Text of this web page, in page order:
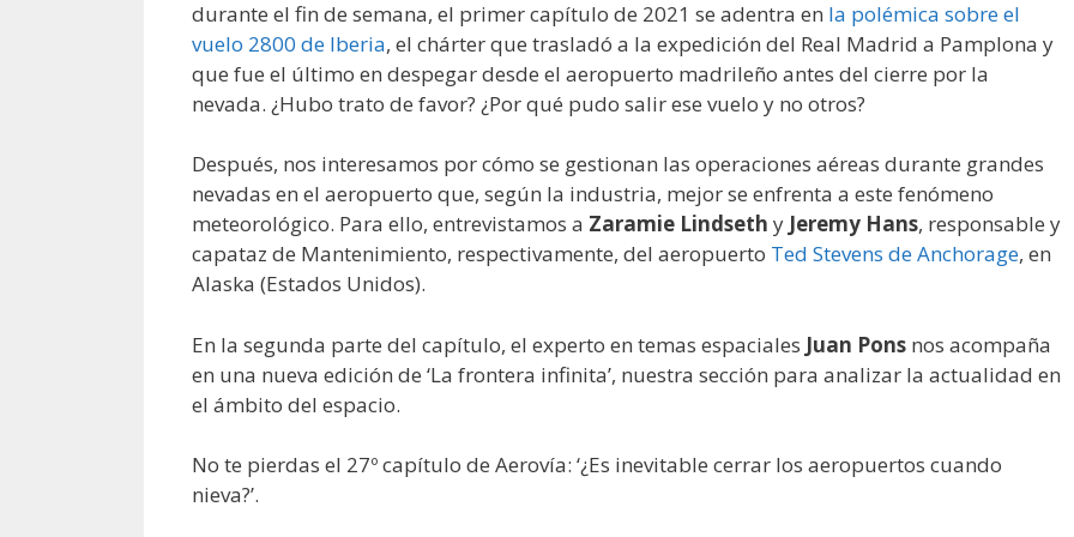
durante el fin de semana, el primer capítulo de 2021 se adentra en la polémica sobre el
vuelo 2800 de Iberia, el chárter que trasladó a la expedición del Real Madrid a Pamplona y
que fue el último en despegar desde el aeropuerto madrileño antes del cierre por la
nevada. ¿Hubo trato de favor? ¿Por qué pudo salir ese vuelo y no otros?
Después, nos interesamos por cómo se gestionan las operaciones aéreas durante grandes
nevadas en el aeropuerto que, según la industria, mejor se enfrenta a este fenómeno
meteorológico. Para ello, entrevistamos a Zaramie Lindseth y Jeremy Hans, responsable y
capataz de Mantenimiento, respectivamente, del aeropuerto Ted Stevens de Anchorage, en
Alaska (Estados Unidos).
En la segunda parte del capítulo, el experto en temas espaciales Juan Ponsnos acompaña
en una nueva edición de ‘La frontera infinita’, nuestra sección para analizar la actualidad en
el ámbito del espacio.
No te pierdas el 27º capítulo de Aerovía: ‘¿Es inevitable cerrar los aeropuertos cuando
nieva?’.